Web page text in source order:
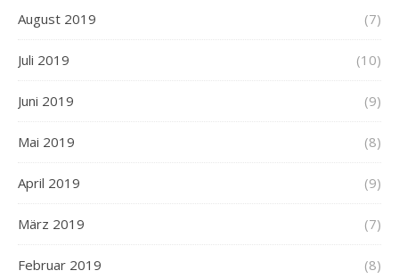
August 2019 (7)
Juli 2019 (10)
Juni 2019 (9)
Mai 2019 (8)
April 2019 (9)
März 2019 (7)
Februar 2019 (8)